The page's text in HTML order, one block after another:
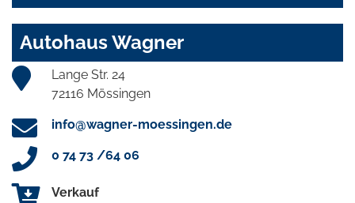
Autohaus Wagner
Lange Str. 24
72116 Mössingen
info@wagner-moessingen.de
0 74 73 /64 06
Verkauf